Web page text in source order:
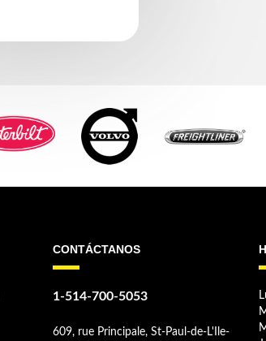
CONTÁCTANOS
1-514-700-5053
609, rue Principale, St-Paul-de-L'Ile-